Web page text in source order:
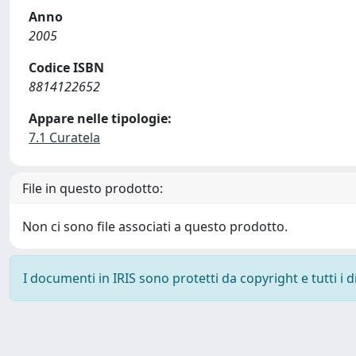
Anno
2005
Codice ISBN
8814122652
Appare nelle tipologie:
7.1 Curatela
File in questo prodotto:
Non ci sono file associati a questo prodotto.
I documenti in IRIS sono protetti da copyright e tutti i